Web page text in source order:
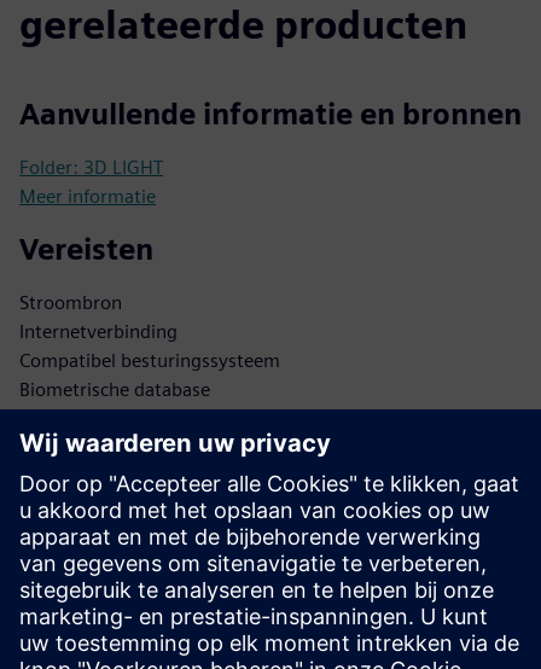
gerelateerde producten
Aanvullende informatie en bronnen
Folder: 3D LIGHT
Meer informatie
Vereisten
Stroombron
Internetverbinding
Compatibel besturingssysteem
Biometrische database
API's voor integratie
Toegang voor de beheerder
Software-updates
Netwerkinfrastructuur
Security-protocollen
Database van gebruikers
Authenticatieprotocollen